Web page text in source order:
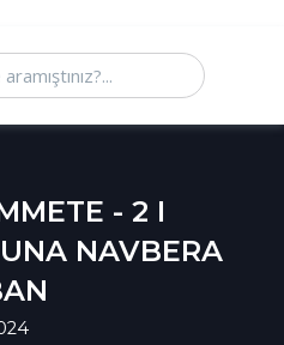
- 2 I
NAVBERA